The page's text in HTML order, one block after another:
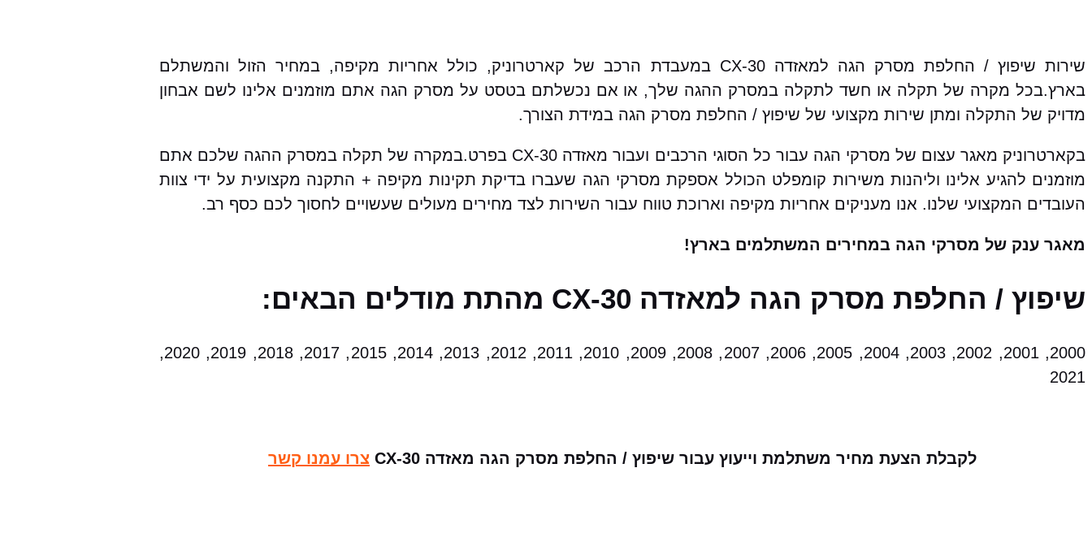
שירות שיפוץ / החלפת מסרק הגה למאזדה CX-30 במעבדת הרכב של קארטרוניק, כולל אחריות מקיפה, במחיר הזול והמשתלם
בארץ.בכל מקרה של תקלה או חשד לתקלה במסרק ההגה שלך, או אם נכשלתם בטסט על מסרק הגה אתם מוזמנים אלינו לשם אבחון
מדויק של התקלה ומתן שירות מקצועי של שיפוץ / החלפת מסרק הגה במידת הצורך.
בקארטרוניק מאגר עצום של מסרקי הגה עבור כל הסוגי הרכבים ועבור מאזדה CX-30 בפרט.במקרה של תקלה במסרק ההגה שלכם אתם
מוזמנים להגיע אלינו וליהנות משירות קומפלט הכולל אספקת מסרקי הגה שעברו בדיקת תקינות מקיפה + התקנה מקצועית על ידי צוות
העובדים המקצועי שלנו. אנו מעניקים אחריות מקיפה וארוכת טווח עבור השירות לצד מחירים מעולים שעשויים לחסוך לכם כסף רב.
מאגר ענק של מסרקי הגה במחירים המשתלמים בארץ!
שיפוץ / החלפת מסרק הגה למאזדה CX-30 מהתת מודלים הבאים:
2000, 2001, 2002, 2003, 2004, 2005, 2006, 2007, 2008, 2009, 2010, 2011, 2012, 2013, 2014, 2015, 2017, 2018, 2019, 2020,
2021
לקבלת הצעת מחיר משתלמת וייעוץ עבור שיפוץ / החלפת מסרק הגה מאזדה CX-30 צרו עמנו קשר